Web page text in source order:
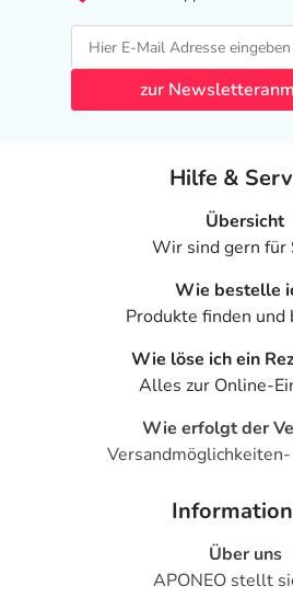
wie das Arzneimittel in der
werden kann.
- Stillzeit: Das Arzneimittel sollte
aufgetragen werden.
verordnet worden, sprechen Sie
Apotheker. Der therapeutische
als das Risiko, das die Anwendung
Gegenanzeige in sich birgt.
- Hautschuppung bzw. -abschälung
- Juckreiz (Pruritus)
- Hautinfektion, einschließlich:
- Pilzinfektion der Haut
- Rückbildung der Haut
zur
Hilfe &
Übersicht
Wir sind gern für
Wie bestelle
Produkte finden und
Wie löse ich ein
Alles zur Online-
Wie erfolgt der
Über uns
APONEO stellt